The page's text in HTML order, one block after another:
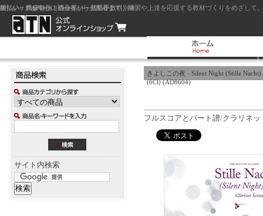
ジャズを中心に初心者から上級者まで、練習や上達を応援する教材づくりをめざし
サイト内検索
きよしこの夜 - Silent Night (Stille Nacht)
(6Cl) (AD8604)
フルスコアとパート譜/クラリネ
前払い：クレジットカード（一括払い）
後払い：代金引換（現金払い・代引手数料別途）
前払い：PayPay